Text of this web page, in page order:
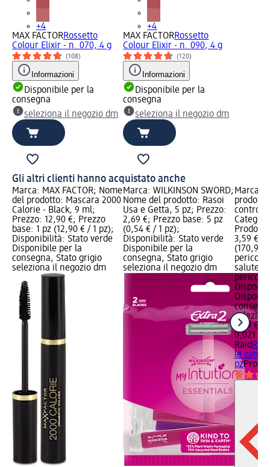
+4
MAX FACTORRossetto
Colour Elixir - n. 070, 4 g
(108)
Informazioni
Disponibile per la
consegna
seleziona il negozio dm
+4
MAX FACTORRossetto
Colour Elixir - n. 090, 4 g
(120)
Informazioni
Disponibile per la
consegna
seleziona il negozio dm
Gli altri clienti hanno acquistato anche
Marca: MAX FACTOR; Nome
del prodotto: Mascara 2000
Calorie - Black, 9 ml;
Prezzo: 12,90 €; Prezzo
base: 1 pz (12,90 € / 1 pz);
Disponibilità: Stato verde
Disponibile per la
consegna, Stato grigio
seleziona il negozio dm
Marca: WILKINSON SWORD;
Nome del prodotto: Rasoi
Usa e Getta, 5 pz; Prezzo:
2,69 €; Prezzo base: 5 pz
(0,54 € / 1 pz);
Disponibilità: Stato verde
Disponibile per la
consegna, Stato grigio
seleziona il negozio dm
Marca:
contro
Prodotti
3,59 €;
(170,95
salute,
3,59 €
0,021 l
Raid
le
pz